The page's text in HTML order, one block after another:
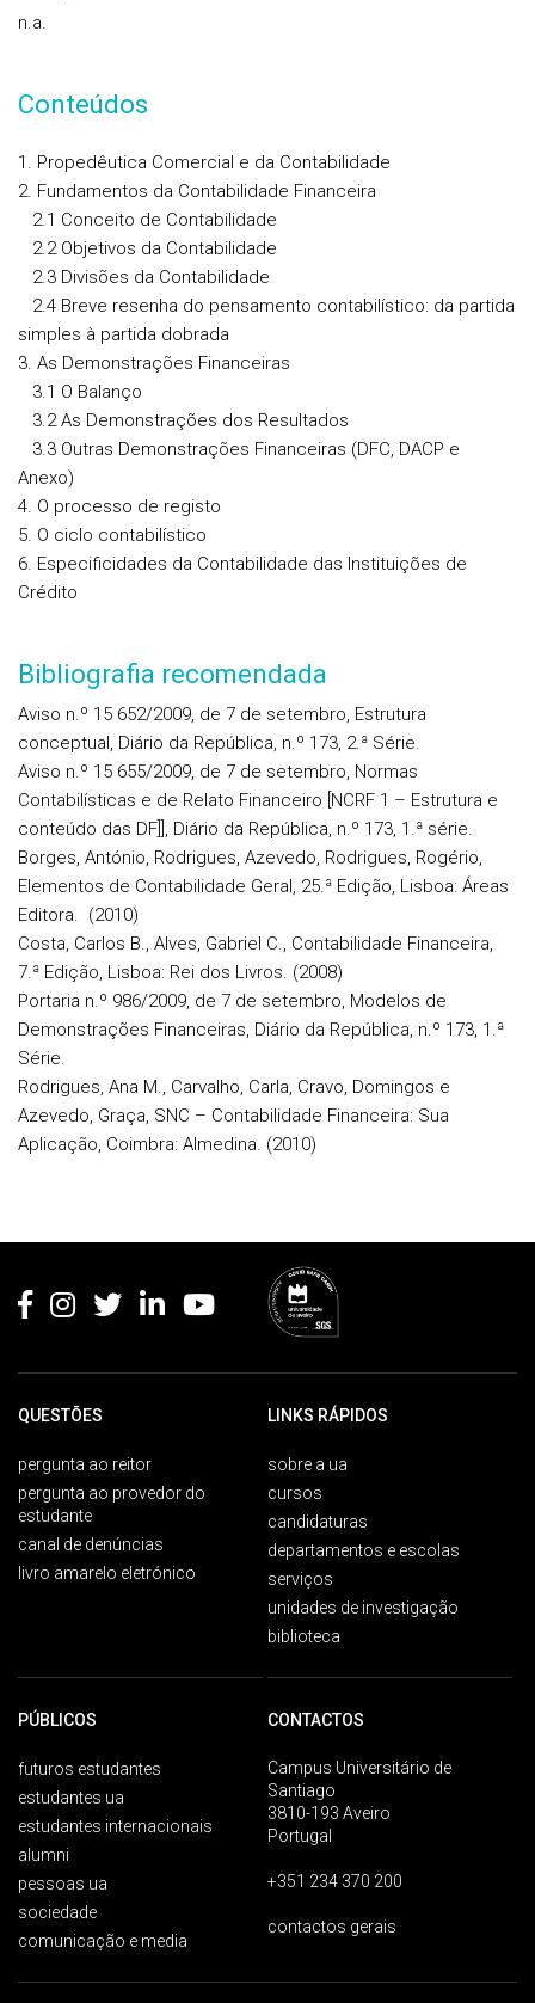
n.a.
Conteúdos
1. Propedêutica Comercial e da Contabilidade
2. Fundamentos da Contabilidade Financeira
2.1 Conceito de Contabilidade
2.2 Objetivos da Contabilidade
2.3 Divisões da Contabilidade
2.4 Breve resenha do pensamento contabilístico: da partida
simples à partida dobrada
3. As Demonstrações Financeiras
3.1 O Balanço
3.2 As Demonstrações dos Resultados
3.3 Outras Demonstrações Financeiras (DFC, DACP e
Anexo)
4. O processo de registo
5. O ciclo contabilístico
6. Especificidades da Contabilidade das Instituições de
Crédito
Bibliografia recomendada
Aviso n.º 15 652/2009, de 7 de setembro, Estrutura
conceptual, Diário da República, n.º 173, 2.ª Série.
Aviso n.º 15 655/2009, de 7 de setembro, Normas
Contabilísticas e de Relato Financeiro [NCRF 1 – Estrutura e
conteúdo das DF]], Diário da República, n.º 173, 1.ª série.
Borges, António, Rodrigues, Azevedo, Rodrigues, Rogério,
Elementos de Contabilidade Geral, 25.ª Edição, Lisboa: Áreas
Editora. (2010)
Costa, Carlos B., Alves, Gabriel C., Contabilidade Financeira,
7.ª Edição, Lisboa: Rei dos Livros. (2008)
Portaria n.º 986/2009, de 7 de setembro, Modelos de
Demonstrações Financeiras, Diário da República, n.º 173, 1.ª
Série.
Rodrigues, Ana M., Carvalho, Carla, Cravo, Domingos e
Azevedo, Graça, SNC – Contabilidade Financeira: Sua
Aplicação, Coimbra: Almedina. (2010)
QUESTÕES
pergunta ao reitor
pergunta ao provedor do
estudante
canal de denúncias
livro amarelo eletrónico
LINKS RÁPIDOS
sobre a ua
cursos
candidaturas
departamentos e escolas
serviços
unidades de investigação
biblioteca
PÚBLICOS
futuros estudantes
estudantes ua
estudantes internacionais
alumni
pessoas ua
sociedade
comunicação e media
CONTACTOS
Campus Universitário de
Santiago
3810-193 Aveiro
Portugal
+351 234 370 200
contactos gerais